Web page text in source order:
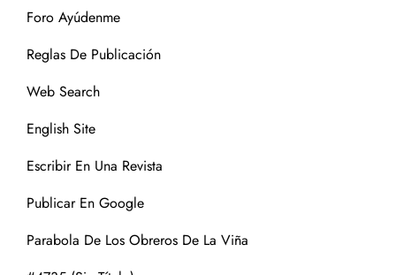
Foro Ayúdenme
Reglas De Publicación
Web Search
English Site
Escribir En Una Revista
Publicar En Google
Parabola De Los Obreros De La Viña